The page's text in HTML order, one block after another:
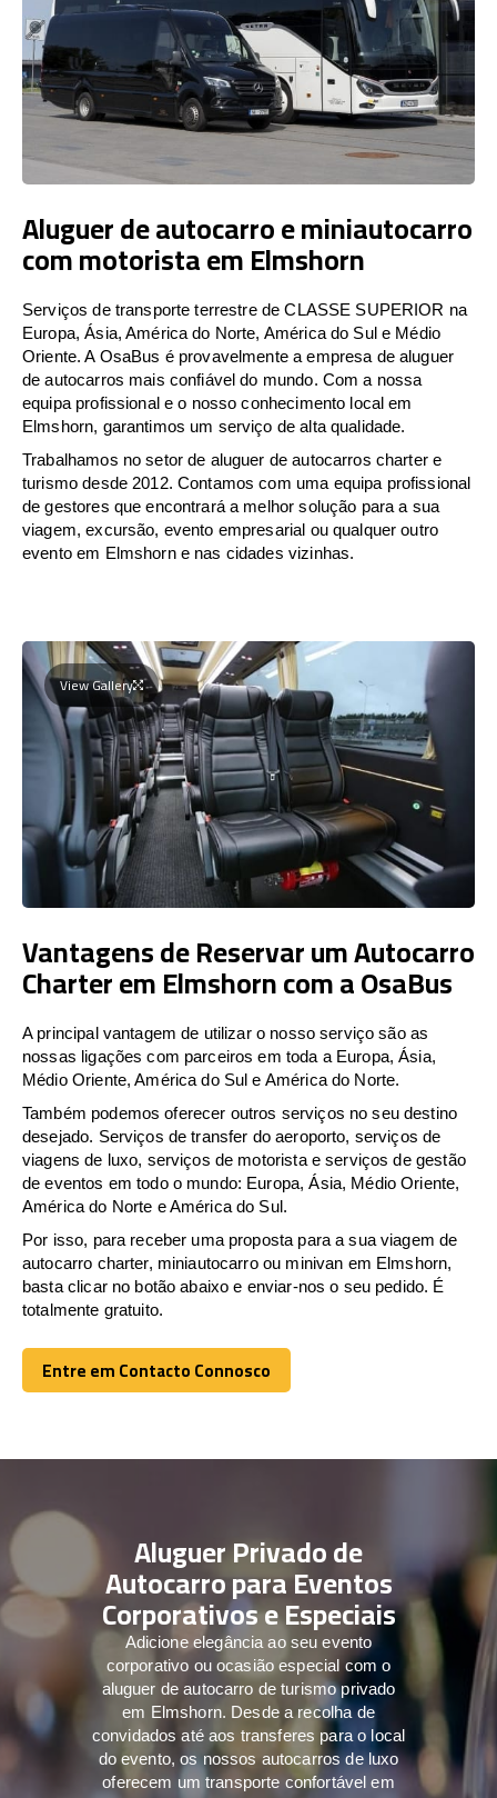
Aluguer de autocarro e miniautocarro
com motorista em Elmshorn
Serviços de transporte terrestre de CLASSE SUPERIOR na
Europa, Ásia, América do Norte, América do Sul e Médio
Oriente. A OsaBus é provavelmente a empresa de aluguer
de autocarros mais confiável do mundo. Com a nossa
equipa profissional e o nosso conhecimento local em
Elmshorn, garantimos um serviço de alta qualidade.
Trabalhamos no setor de aluguer de autocarros charter e
turismo desde 2012. Contamos com uma equipa profissional
de gestores que encontrará a melhor solução para a sua
viagem, excursão, evento empresarial ou qualquer outro
evento em Elmshorn e nas cidades vizinhas.
View Gallery
Vantagens de Reservar um Autocarro
Charter em Elmshorn com a OsaBus
A principal vantagem de utilizar o nosso serviço são as
nossas ligações com parceiros em toda a Europa, Ásia,
Médio Oriente, América do Sul e América do Norte.
Também podemos oferecer outros serviços no seu destino
desejado. Serviços de transfer do aeroporto, serviços de
viagens de luxo, serviços de motorista e serviços de gestão
de eventos em todo o mundo: Europa, Ásia, Médio Oriente,
América do Norte e América do Sul.
Por isso, para receber uma proposta para a sua viagem de
autocarro charter, miniautocarro ou minivan em Elmshorn,
basta clicar no botão abaixo e enviar-nos o seu pedido. É
totalmente gratuito.
Entre em Contacto Connosco
Entre em Contacto Connosco
Aluguer Privado de
Autocarro para Eventos
Corporativos e Especiais
Adicione elegância ao seu evento
corporativo ou ocasião especial com o
aluguer de autocarro de turismo privado
em Elmshorn. Desde a recolha de
convidados até aos transferes para o local
do evento, os nossos autocarros de luxo
oferecem um transporte confortável em